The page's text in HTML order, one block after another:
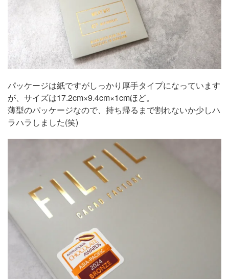
パッケージは紙ですがしっかり厚手タイプになっています
が、サイズは17.2cm×9.4cm×1cmほど。
薄型のパッケージなので、持ち帰るまで割れないか少しハ
ラハラしました(笑)